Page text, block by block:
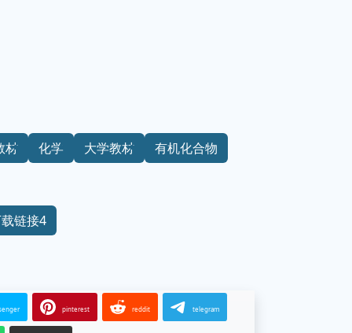
材 化学 大学教材 有机化合物
链接4
pinterest reddit telegram